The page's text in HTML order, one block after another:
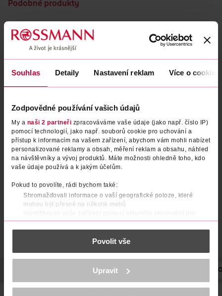
Souhlas Detaily Nastavení reklam Více o cookies
Zodpovědné používání vašich údajů
My a naši 2 partneři zpracováváme vaše údaje (jako např. číslo IP)
pomocí technologií, jako např. souborů cookie pro uchování a
přístup k informacím na vašem zařízení, abychom vám mohli nabízet
personalizované reklamy a obsah, měření reklam a obsahu, náhled
na návštěvníky a vývoj produktů. Máte možnosti ohledně toho, kdo
vaše údaje používá a k jakým účelům.
Pokud to povolíte, rádi bychom také:
Shromažďovali informace o vaší geografické poloze, které
mohou být přesné na několik metrů
Identifikovali vaše zařízení pomocí aktivního skenování pro
konkrétní charakteristiky (otisk prstu)
Zjistěte více o tom, jak zpracováváme vaše osobní údaje, a nastavte
části s podrobnostmi . Svůj souhlas můžete kdykoliv
K provozu stránek, personalizaci obsahu a reklam, funkcí sociálních
médií, analýze návštěvnosti, které mohou nést osobní údaje.
Více najdete vprohlášení o ochraně osobních údajů.
Povolit vše
Upravit
Podobné produkty
Oční stíny Quatro 408
miss sporty
DO KOŠÍKU
Obj. č.: 389372
Oční stíny Quatro 402
miss sporty
DO KOŠÍKU
SLOŽENÍ POČET NÁZEV VÝROBCE/